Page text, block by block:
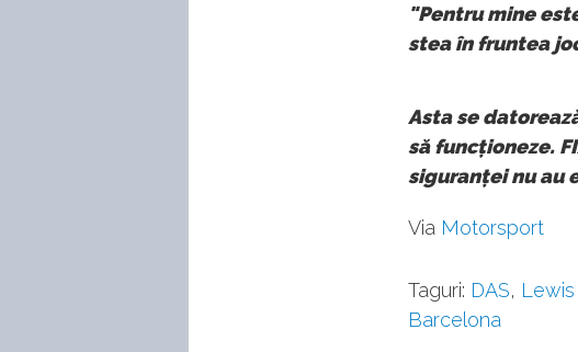
"Pentru mine
stea în fruntea
Asta se
să funcționeze.
siguranței nu au
Via Motorsport
Taguri: DAS,
Barcelona